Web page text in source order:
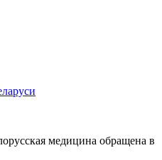
медицина обращена в